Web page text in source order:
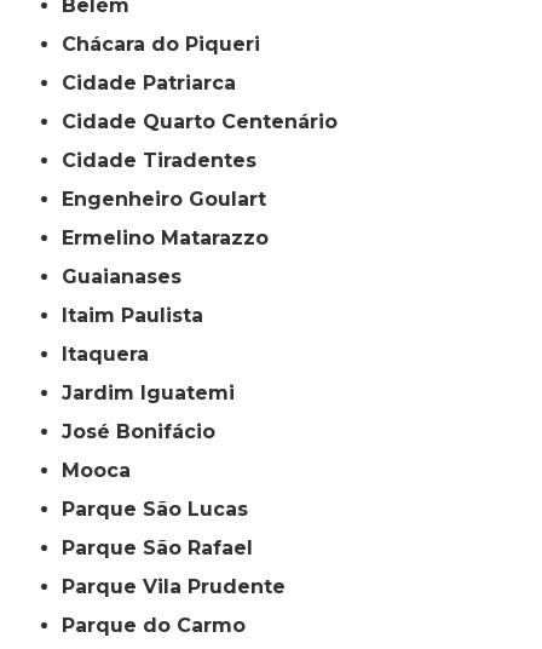
Belém
Chácara do Piqueri
Cidade Patriarca
Cidade Quarto Centenário
Cidade Tiradentes
Engenheiro Goulart
Ermelino Matarazzo
Guaianases
Itaim Paulista
Itaquera
Jardim Iguatemi
José Bonifácio
Mooca
Parque São Lucas
Parque São Rafael
Parque Vila Prudente
Parque do Carmo